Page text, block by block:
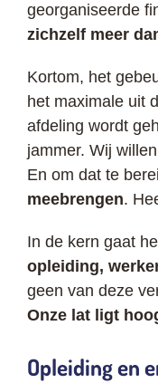
georganiseerde
zichzelf meer
Kortom, het
het maximale uit
afdeling wordt
jammer. Wij
En om dat te
meebrengen.
In de kern gaat
opleiding,
geen van deze
Onze lat ligt
Opleiding en